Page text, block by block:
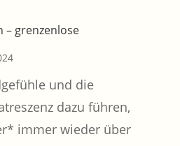
– grenzenlose
und die
dazu führen,
immer wieder über